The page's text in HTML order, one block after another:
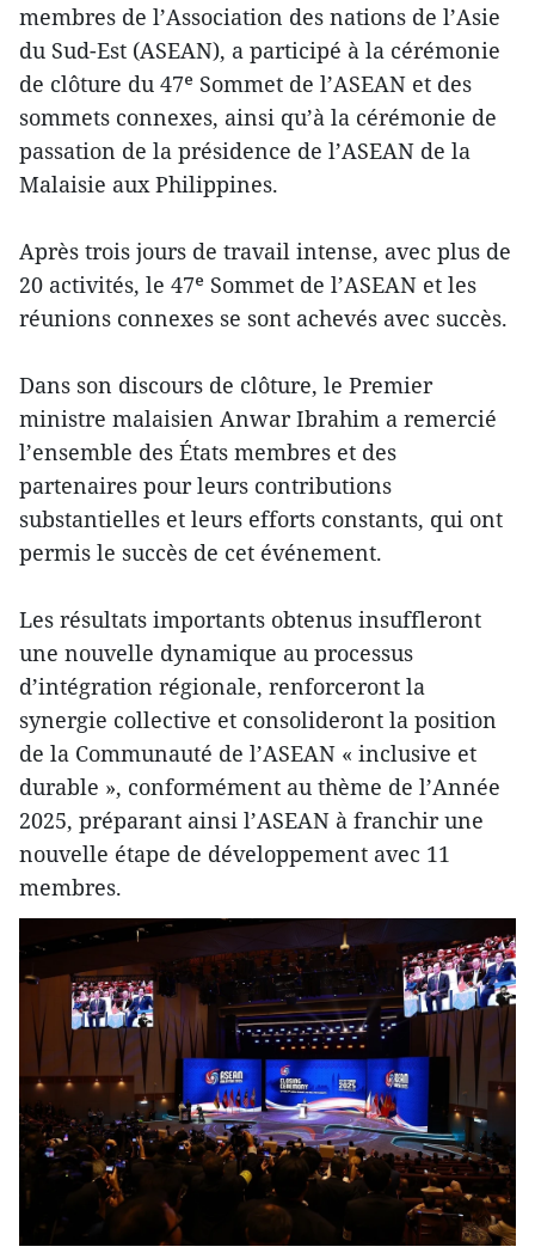
membres de l’Association des nations de l’Asie
du Sud-Est (ASEAN), a participé à la cérémonie
de clôture du 47ᵉ Sommet de l’ASEAN et des
sommets connexes, ainsi qu’à la cérémonie de
passation de la présidence de l’ASEAN de la
Malaisie aux Philippines.
Après trois jours de travail intense, avec plus de
20 activités, le 47ᵉ Sommet de l’ASEAN et les
réunions connexes se sont achevés avec succès.
Dans son discours de clôture, le Premier
ministre malaisien Anwar Ibrahim a remercié
l’ensemble des États membres et des
partenaires pour leurs contributions
substantielles et leurs efforts constants, qui ont
permis le succès de cet événement.
Les résultats importants obtenus insuffleront
une nouvelle dynamique au processus
d’intégration régionale, renforceront la
synergie collective et consolideront la position
de la Communauté de l’ASEAN « inclusive et
durable », conformément au thème de l’Année
2025, préparant ainsi l’ASEAN à franchir une
nouvelle étape de développement avec 11
membres.